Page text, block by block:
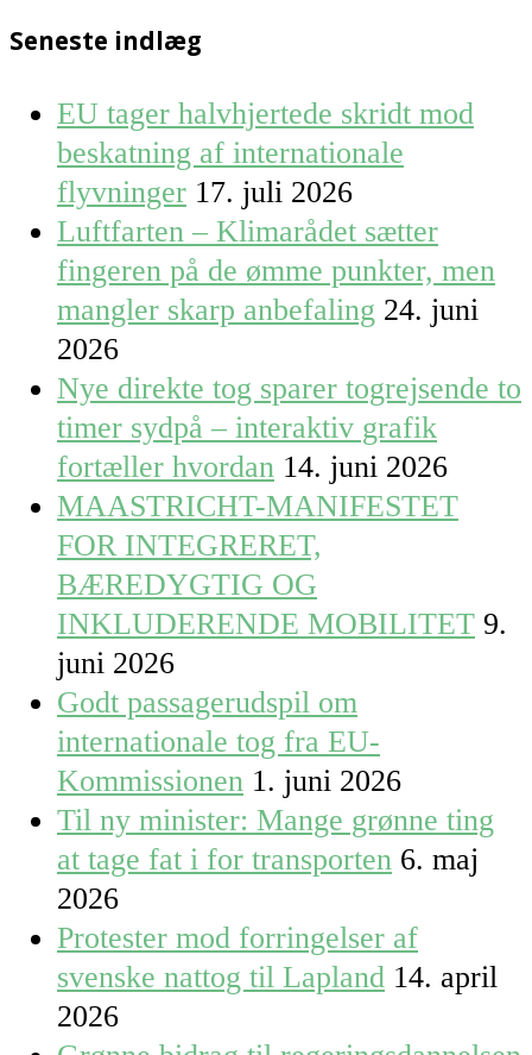
Seneste indlæg
EU tager halvhjertede skridt mod
beskatning af internationale
flyvninger 17. juli 2026
Luftfarten – Klimarådet sætter
fingeren på de ømme punkter, men
mangler skarp anbefaling 24. juni
2026
Nye direkte tog sparer togrejsende to
timer sydpå – interaktiv grafik
fortæller hvordan 14. juni 2026
MAASTRICHT-MANIFESTET
FOR INTEGRERET,
BÆREDYGTIG OG
INKLUDERENDE MOBILITET 9.
juni 2026
Godt passagerudspil om
internationale tog fra EU-
Kommissionen 1. juni 2026
Til ny minister: Mange grønne ting
at tage fat i for transporten 6. maj
2026
Protester mod forringelser af
svenske nattog til Lapland 14. april
2026